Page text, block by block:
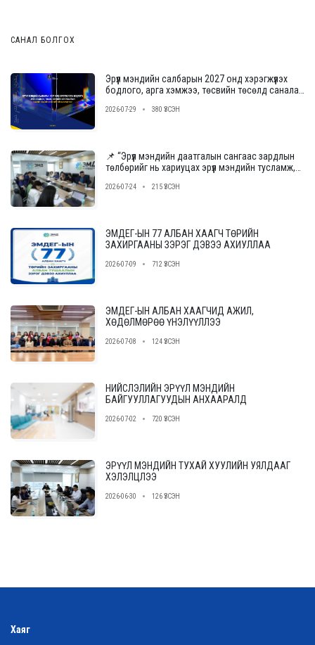
САНАЛ БОЛГОХ
Эрүүл мэндийн салбарын 2027 онд хэрэгжүүлэх
бодлого, арга хэмжээ, төсвийн төсөлд саналаа
2026-07-29 380 ҮЗСЭН
📌 “Эрүүл мэндийн даатгалын сангаас зардлын
төлбөрийг нь хариуцах эрүүл мэндийн тусламж,
шалгаруулах журам”-ын төслийн ээлжит
2026-07-24 215 ҮЗСЭН
ЭМДЕГ-ЫН 77 АЛБАН ХААГЧ ТӨРИЙН
ЗАХИРГААНЫ ЗЭРЭГ ДЭВЭЭ АХИУЛЛАА
2026-07-09 712 ҮЗСЭН
ЭМДЕГ-ЫН АЛБАН ХААГЧИД АЖИЛ,
ХӨДӨЛМӨРӨӨ ҮНЭЛҮҮЛЛЭЭ
2026-07-08 124 ҮЗСЭН
НИЙСЛЭЛИЙН ЭРҮҮЛ МЭНДИЙН
БАЙГУУЛЛАГУУДЫН АНХААРАЛД
2026-07-02 720 ҮЗСЭН
ЭРҮҮЛ МЭНДИЙН ТУХАЙ ХУУЛИЙН УЯЛДААГ
ХЭЛЭЛЦЛЭЭ
2026-06-30 126 ҮЗСЭН
Хаяг